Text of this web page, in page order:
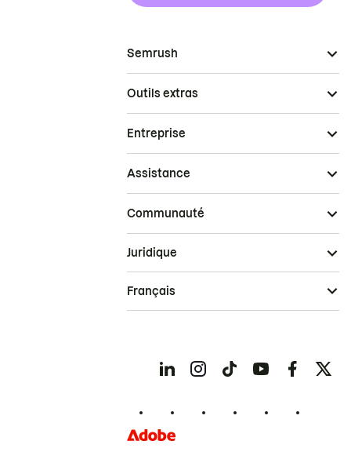
Semrush
Outils extras
Entreprise
Assistance
Communauté
Juridique
Français